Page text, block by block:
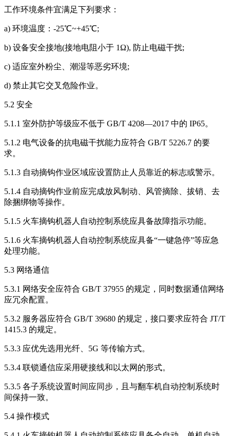
工作环境条件宜满足下列要求：
a) 环境温度：-25℃~+45℃;
b) 设备安全接地(接地电阻小于 1Ω), 防止电磁干扰;
c) 适应室外粉尘、潮湿等恶劣环境;
d) 禁止其它交叉危险作业。
5.2 安全
5.1.1 室外防护等级应不低于 GB/T 4208—2017 中的 IP65。
5.1.2 电气设备的抗电磁干扰能力应符合 GB/T 5226.7 的要
求。
5.1.3 自动摘钩作业区域应设置防止人员靠近的标志或警示。
5.1.4 自动摘钩作业前应完成放风制动、风管摘除、拔销、去
除捆绑物等操作。
5.1.5 火车摘钩机器人自动控制系统应具备故障指示功能。
5.1.6 火车摘钩机器人自动控制系统应具备“一键急停”等应急
处理功能。
5.3 网络通信
5.3.1 网络安全应符合 GB/T 37955 的规定，同时数据通信网络
应冗余配置。
5.3.2 服务器应符合 GB/T 39680 的规定，接口要求应符合 JT/T
1415.3 的规定。
5.3.3 应优先选用光纤、5G 等传输方式。
5.3.4 联锁通信应采用硬接线和以太网的形式。
5.3.5 各子系统设置时间应同步，且与翻车机自动控制系统时
间保持一致。
5.4 操作模式